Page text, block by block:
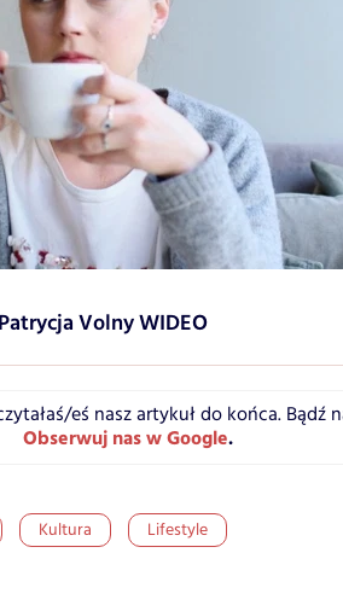
Volny WIDEO
eś nasz artykuł do końca. Bądź
Obserwuj nas w Google.
Kultura Lifestyle